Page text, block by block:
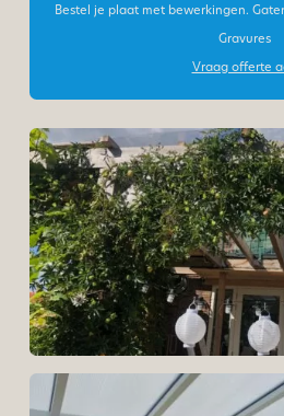
Bestel je plaat met bewerkingen.
Gravures
Vraag offerte